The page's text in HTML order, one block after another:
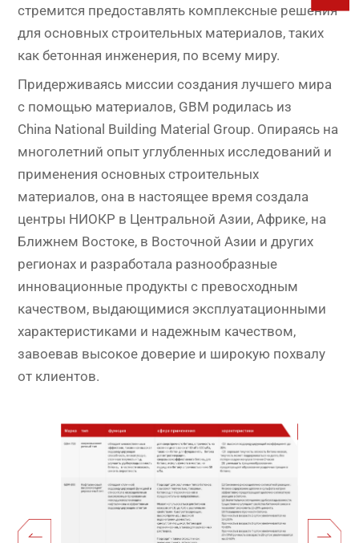
стремится предоставлять комплексные решения
для основных строительных материалов, таких
как бетонная инженерия, по всему миру.
Придерживаясь миссии создания лучшего мира
с помощью материалов, GBM родилась из
China National Building Material Group. Опираясь на
многолетний опыт углубленных исследований и
применения основных строительных
материалов, она в настоящее время создала
центры НИОКР в Центральной Азии, Африке, на
Ближнем Востоке, в Восточной Азии и других
регионах и разработала разнообразные
инновационные продукты с превосходным
качеством, выдающимися эксплуатационными
характеристиками и надежным качеством,
завоевав высокое доверие и широкую похвалу
от клиентов.